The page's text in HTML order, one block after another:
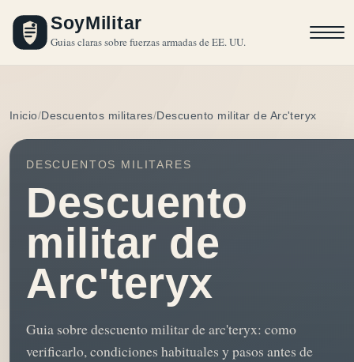
SoyMilitar
Guias claras sobre fuerzas armadas de EE. UU.
Inicio Descuentos militares Descuento militar de Arc'teryx
DESCUENTOS MILITARES
Descuento
militar de
Arc'teryx
Guia sobre descuento militar de arc'teryx: como
verificarlo, condiciones habituales y pasos antes de